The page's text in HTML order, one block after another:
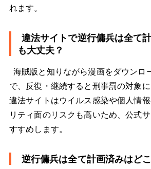
れます。
違法サイトで逆行傭兵は全て
も大丈夫？
海賊版と知りながら漫画をダウンロ
で、反復・継続すると刑事罰の対象に
違法サイトはウイルス感染や個人情
リティ面のリスクも高いため、公式
すすめします。
逆行傭兵は全て計画済みはど